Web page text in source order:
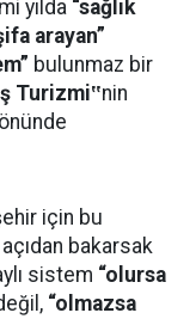
yılda “sağlık
arayan”
bulunmaz bir
Turizmi‟nin
için bu
bakarsak
sistem “olursa
“olmazsa